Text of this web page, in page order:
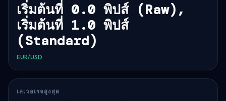
เริ่มต้นที่ 0.0 พิปส์ (Raw),
เริ่มต้นที่ 1.0 พิปส์
(Standard)
EUR/USD
เลเวอเรจสูงสุด